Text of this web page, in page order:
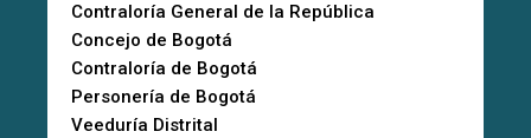
Contraloría General de la República
Concejo de Bogotá
Contraloría de Bogotá
Personería de Bogotá
Veeduría Distrital